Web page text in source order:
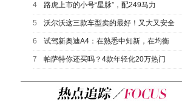
4 路虎上市的小号“星脉”，配249马力
5 沃尔沃这三款车型卖的最好！又大又安全
6 试驾新奥迪A4：在熟悉中知新，在均衡
7 帕萨特你还买吗？4款年轻化20万热门